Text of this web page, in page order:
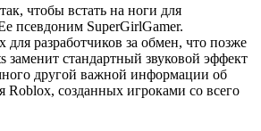
чтобы встать на ноги для
псевдоним SuperGirlGamer.
разработчиков за обмен, что позже
заменит стандартный звуковой эффект
другой важной информации об
Roblox, созданных игроками со всего